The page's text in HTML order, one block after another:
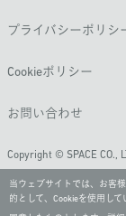
プライバシーポリシ
Cookieポリシー
お問い合わせ
Copyright © SPACE CO.,
当ウェブサイトでは、お客
的として、Cookieを使用し